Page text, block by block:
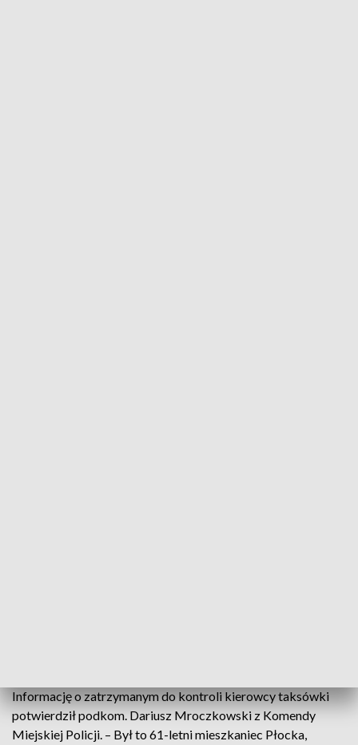
Informację o zatrzymanym do kontroli kierowcy taksówki
potwierdził podkom. Dariusz Mroczkowski z Komendy
Miejskiej Policji. – Był to 61-letni mieszkaniec Płocka,